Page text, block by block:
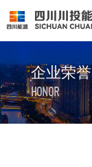
企业荣誉
HONOR